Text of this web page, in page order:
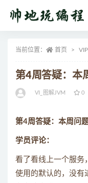
当前位置： 首页
第4周答疑：本
VI_图解JVM 0
第4周答疑：本周问
学员评论：
看了看线上一个服务
使用的默认的，没有